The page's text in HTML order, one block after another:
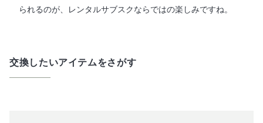
られるのが、レンタルサブスクならではの楽しみですね。
交換したいアイテムをさがす